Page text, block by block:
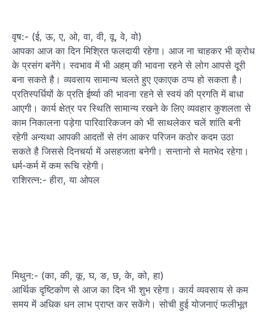
वृष:- (ई, ऊ, ए, ओ, वा, वी, वू, वे, वो)
आपका आज का दिन मिश्रित फलदायी रहेगा। आज ना चाहकर भी क्रोध
के प्रसंग बनेंगे। स्वभाव में भी अहम् की भावना रहने से लोग आपसे दूरी
बना सकते है। व्यवसाय सामान्य चलते हुए एकाएक ठप्प हो सकता है।
प्रतिस्पर्धियों के प्रति ईर्ष्या की भावना रहने से स्वयं की प्रगति में बाधा
आएगी। कार्य क्षेत्र पर स्थिति सामान्य रखने के लिए व्यवहार कुशलता से
काम निकालना पड़ेगा पारिवारिकजन को भी साथलेकर चलें शांति बनी
रहेगी अन्यथा आपकी आदतों से तंग आकर परिजन कठोर कदम उठा
सकते है जिससे दिनचर्या में असहजता बनेगी। सन्तानो से मतभेद रहेगा।
धर्म-कर्म में कम रूचि रहेगी।
राशिरत्न:- हीरा, या ओपल
मिथुन:- (का, की, कू, घ, ङ, छ, के, को, हा)
आर्थिक दृष्टिकोण से आज का दिन भी शुभ रहेगा। कार्य व्यवसाय से कम
समय में अधिक धन लाभ प्राप्त कर सकेंगे। सोची हुई योजनाएं फलीभूत